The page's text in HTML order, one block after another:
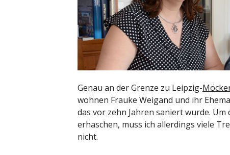
Genau an der Grenze zu Leipzig-
wohnen Frauke Weigand und ihr
das vor zehn Jahren saniert wurde.
erhaschen, muss ich allerdings viele
nicht.